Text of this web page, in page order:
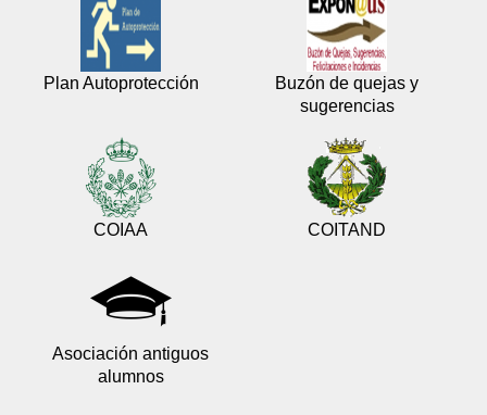
Plan Autoprotección
Buzón de quejas y
sugerencias
COIAA COITAND
Asociación antiguos
alumnos